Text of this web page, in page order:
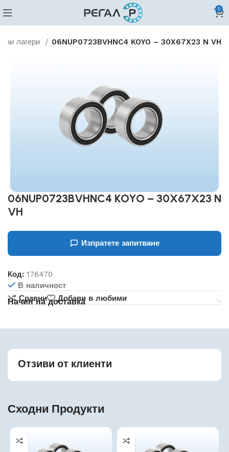
0
лагери 06NUP0723BVHNC4 KOYO – 30X67X23 N VH
06NUP0723BVHNC4 KOYO – 30X67X23 N
VH
Изпратете запитване
Код:176470
В наличност
Сравни
Добави в любими
Начин на доставка
Отзиви от клиенти
Сходни Продукти